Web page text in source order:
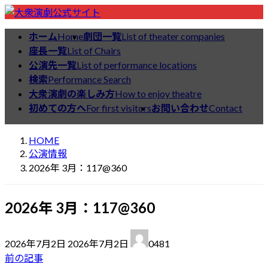
コ
ン
ッ
ナ
ビ
移
ホームHome劇団一覧List of theater companies
座長一覧List of Chairs
公演先一覧List of performance locations
検索Performance Search
大衆演劇の楽しみ方How to enjoy theatre
初めての方へFor first visitorsお問い合わせContact
HOME
公演情報
2026年 3月：117@360
2026年 3月：117@360
2026年7月2日
終
2026年7月2日
0481
前の記事